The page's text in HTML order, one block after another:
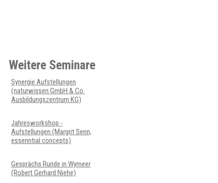
Weitere Seminare
Synergie Aufstellungen
(naturwissen GmbH & Co.
Ausbildungszentrum KG)
Jahresworkshop -
Aufstellungen (Margrit Senn,
essenntial concepts)
Gesprächs Runde in Wymeer
(Robert Gerhard Niehe)